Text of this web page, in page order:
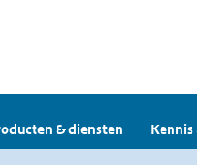
& diensten